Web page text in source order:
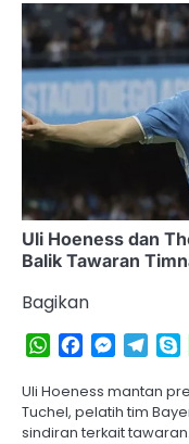
Uli Hoeness dan
Balik Tawaran
Bagikan
WhatsApp
Facebook
Uli Hoeness mantan
Tuchel, pelatih tim
sindiran terkait